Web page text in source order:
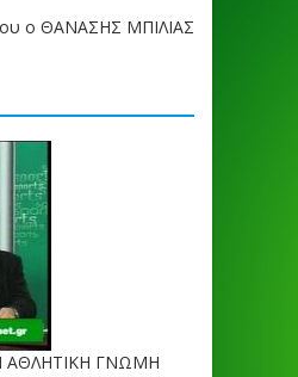
ο ΘΑΝΑΣΗΣ ΜΠΙΛΙΑΣ
ΑΘΛΗΤΙΚΗ ΓΝΩΜΗ